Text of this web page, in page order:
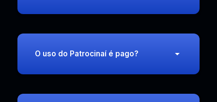
O uso do Patrocinaí é pago?